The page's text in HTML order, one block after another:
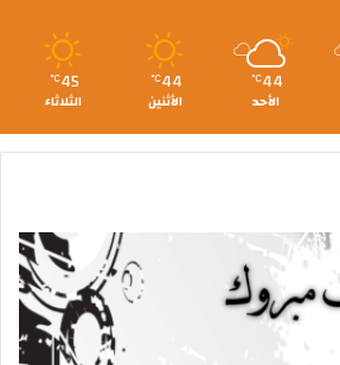
44
℃
الأحد
44
℃
الأثنين
45
℃
الثلاثاء